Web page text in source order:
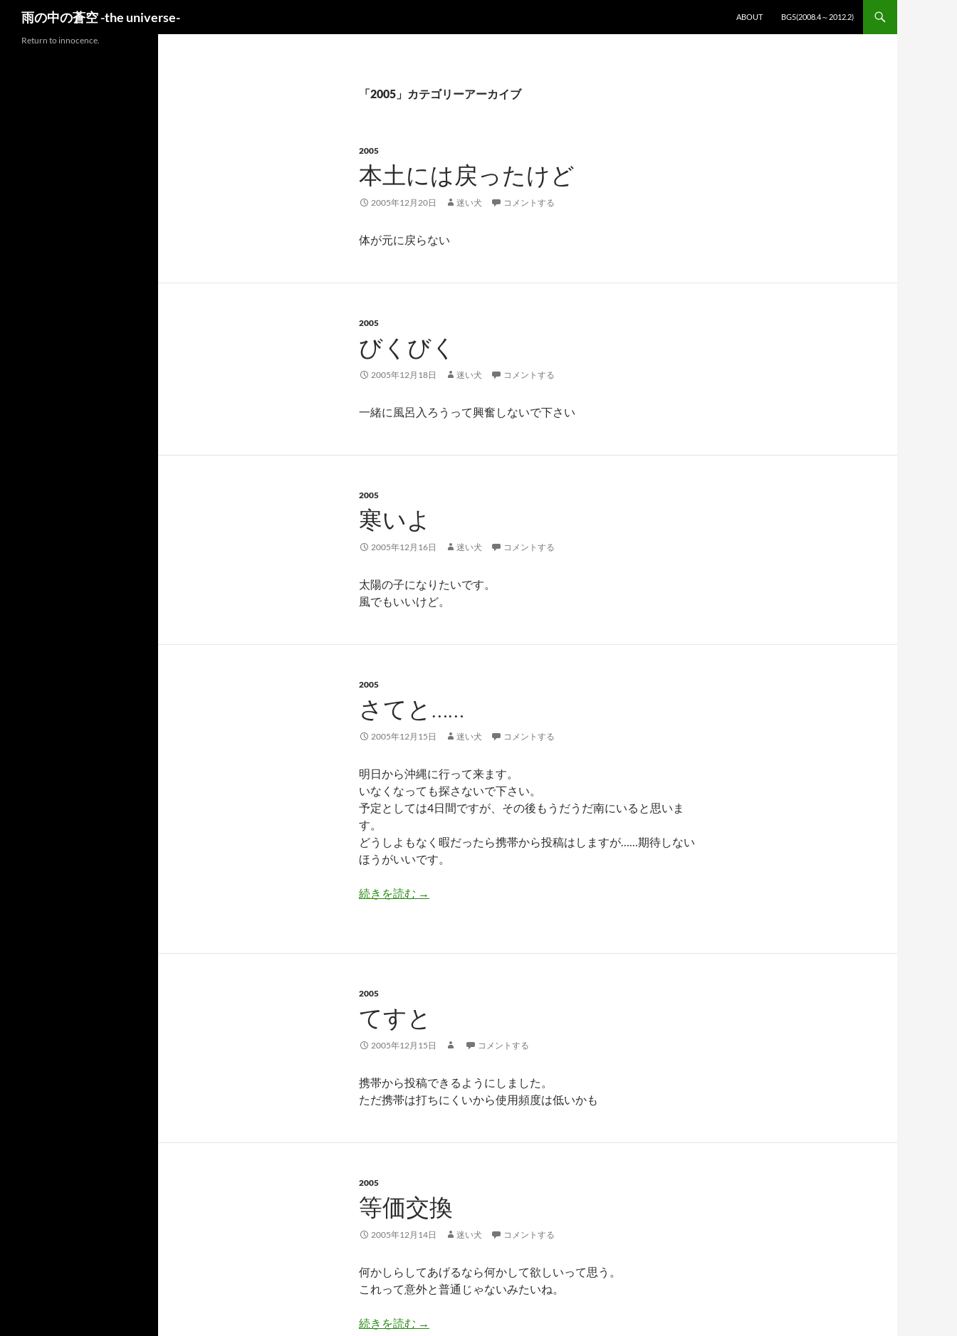
雨の中の蒼空 -the universe-
ABOUT
BG5(2008.4～2012.2)
「2005」カテゴリーアーカイブ
2005
本土には戻ったけど
2005年12月20日 迷い犬 コメントする
体が元に戻らない
2005
びくびく
2005年12月18日 迷い犬 コメントする
一緒に風呂入ろうって興奮しないで下さい
2005
寒いよ
2005年12月16日 迷い犬 コメントする
太陽の子になりたいです。
風でもいいけど。
2005
さてと……
2005年12月15日 迷い犬 コメントする
明日から沖縄に行って来ます。
いなくなっても探さないで下さい。
予定としては4日間ですが、その後もうだうだ南にいると思いま
す。
どうしよもなく暇だったら携帯から投稿はしますが……期待しない
ほうがいいです。
続きを読む さてと……
→
2005
てすと
2005年12月15日 コメントする
携帯から投稿できるようにしました。
ただ携帯は打ちにくいから使用頻度は低いかも
2005
等価交換
2005年12月14日 迷い犬 コメントする
何かしらしてあげるなら何かして欲しいって思う。
これって意外と普通じゃないみたいね。
続きを読む 等価交換
→
Return to innocence.